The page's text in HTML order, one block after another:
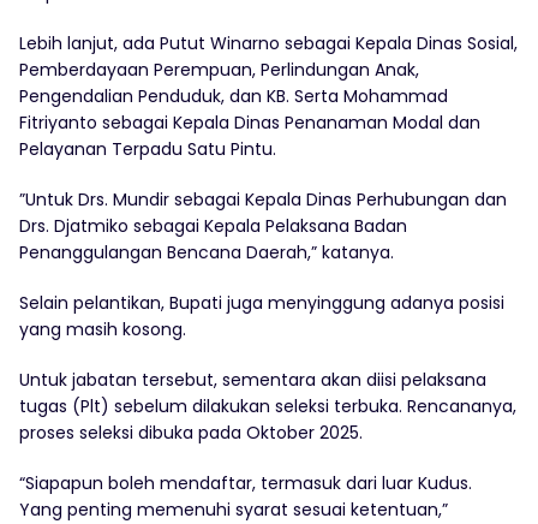
‎Lebih lanjut, ada Putut Winarno sebagai Kepala Dinas Sosial,
Pemberdayaan Perempuan, Perlindungan Anak,
Pengendalian Penduduk, dan KB. Serta Mohammad
Fitriyanto sebagai Kepala Dinas Penanaman Modal dan
Pelayanan Terpadu Satu Pintu.
‎”Untuk Drs. Mundir sebagai Kepala Dinas Perhubungan dan
Drs. Djatmiko sebagai Kepala Pelaksana Badan
Penanggulangan Bencana Daerah,” katanya.
Selain pelantikan, Bupati juga menyinggung adanya posisi
yang masih kosong.
Untuk jabatan tersebut, sementara akan diisi pelaksana
tugas (Plt) sebelum dilakukan seleksi terbuka. Rencananya,
proses seleksi dibuka pada Oktober 2025.
“Siapapun boleh mendaftar, termasuk dari luar Kudus.
Yang penting memenuhi syarat sesuai ketentuan,”